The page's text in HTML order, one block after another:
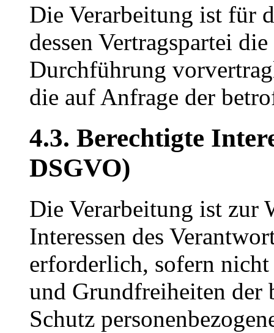
Die Verarbeitung ist für
dessen Vertragspartei
Durchführung
die auf Anfrage der
4.3. Berechtigte
DSGVO)
Die Verarbeitung ist zur
Interessen des
erforderlich, sofern nicht
und Grundfreiheiten der
Schutz